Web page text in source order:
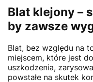
Blat klejony –
by zawsze
Blat, bez względu na
miejscem, które jest
uszkodzenia,
powstałe na skutek